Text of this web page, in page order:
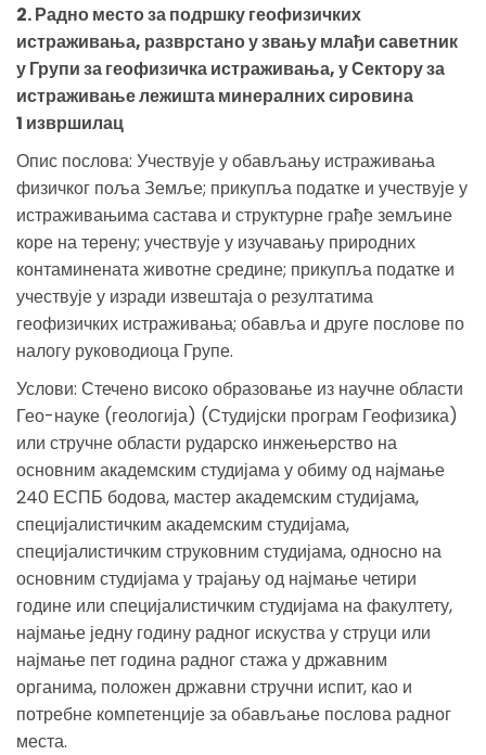
2. Радно место за подршку геофизичких
истраживања, разврстано у звању млађи саветник
у Групи за геофизичка истраживања, у Сектору за
истраживање лежишта минералних сировина
1 извршилац
Опис послова: Учествује у обављању истраживања
физичког поља Земље; прикупља податке и учествује у
истраживањима састава и структурне грађе земљине
коре на терену; учествује у изучавању природних
контаминената животне средине; прикупља податке и
учествује у изради извештаја о резултатима
геофизичких истраживања; обавља и друге послове по
налогу руководиоца Групе.
Услови: Стечено високо образовање из научне области
Гео-науке (геологија) (Студијски програм Геофизика)
или стручне области рударско инжењерство на
основним академским студијама у обиму од најмање
240 ЕСПБ бодова, мастер академским студијама,
специјалистичким академским студијама,
специјалистичким струковним студијама, односно на
основним студијама у трајању од најмање четири
године или специјалистичким студијама на факултету,
најмање једну годину радног искуства у струци или
најмање пет година радног стажа у државним
органима, положен државни стручни испит, као и
потребне компетенције за обављање послова радног
места.